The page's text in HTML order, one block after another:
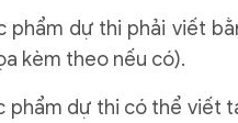
phẩm dự thi phải viết
kèm theo nếu có).
phẩm dự thi có thể viết